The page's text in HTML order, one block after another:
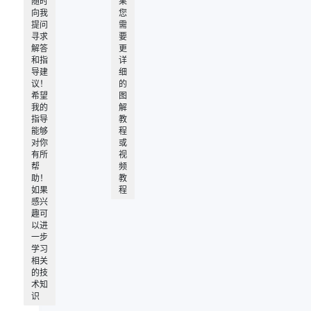
向我
提问
寻求
解答
和指
导建
议！
希望
我的
指导
能够
对你
有所
帮
助！
如果
感兴
趣可
以进
一步
学习
相关
的技
术知
识
您
需
要
更
详
细
的
图
解
教
程
或
视
频
教
程